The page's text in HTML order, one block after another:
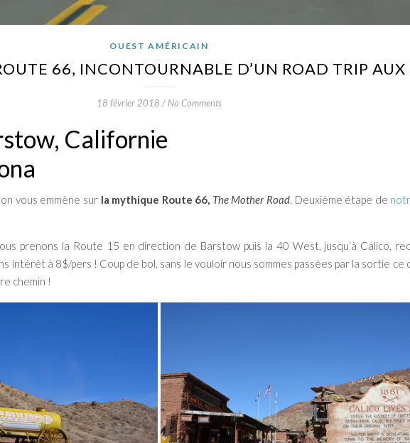
OUEST AMÉRICAIN
66, INCONTOURNABLE D’UN ROAD TRIP AUX
18 février 2018 / No Comments
Californie
vous emmène sur la mythique Route 66, The Mother Road. Deuxième étape de
prenons la Route 15 en direction de Barstow puis la 40 West, jusqu’à Calico,
intérêt à 8$/pers ! Coup de bol, sans le vouloir nous sommes passées par la sortie ce
chemin !